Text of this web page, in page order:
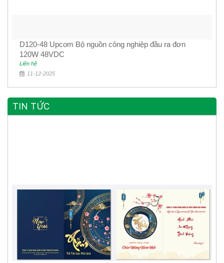
D120-48 Upcom Bộ nguồn công nghiệp đầu ra đơn
120W 48VDC
Liên hệ
11-12-2025
TIN TỨC